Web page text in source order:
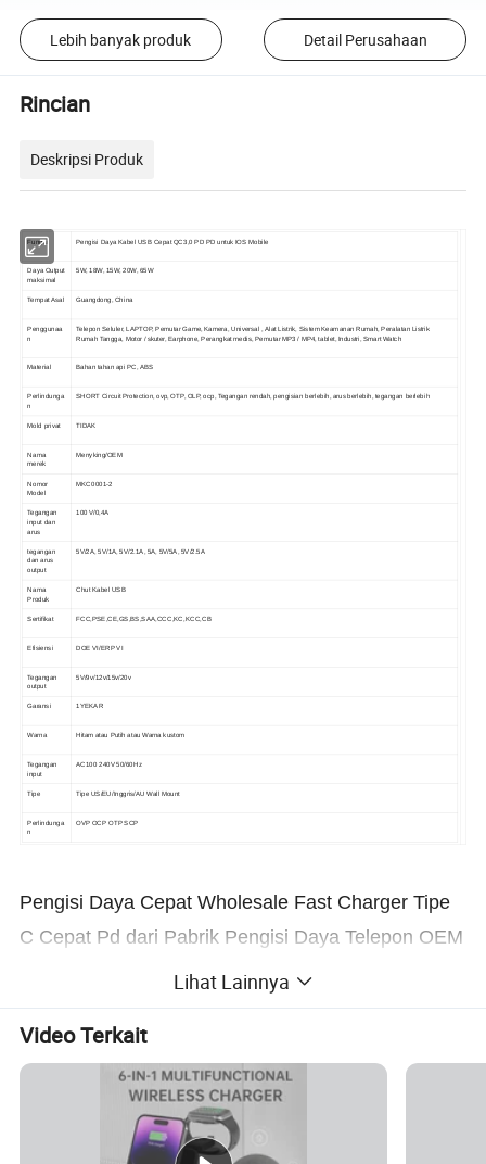
Lebih banyak produk Detail Perusahaan
Rincian
Deskripsi Produk
Fungsi Pengisi Daya Kabel USB Cepat QC3,0 PD PD untuk IOS Mobile
Daya Output
maksimal
5W, 18W, 15W, 20W, 65W
Tempat Asal Guangdong, China
Penggunaa
n
Telepon Seluler, LAPTOP, Pemutar Game, Kamera, Universal , Alat Listrik, Sistem Keamanan Rumah, Peralatan Listrik
Rumah Tangga, Motor / skuter, Earphone, Perangkat medis, Pemutar MP3 / MP4, tablet, Industri, Smart Watch
Material Bahan tahan api PC, ABS
Perlindunga
n
SHORT Circuit Protection, ovp, OTP, OLP, ocp, Tegangan rendah, pengisian berlebih, arus berlebih, tegangan berlebih
Mold privat TIDAK
Nama
merek
Merryking/OEM
Nomor
Model
MKC0001-2
Tegangan
input dan
arus
100 V/0,4A
tegangan
dan arus
output
5V/2A, 5V/1A, 5V/2.1A, 5A, 5V/5A, 5V/2.5A
Nama
Produk
Chut Kabel USB
Sertifikat FCC,PSE,CE,GS,BS,SAA,CCC,KC,KCC,CB
Efisiensi DOE VI/ERP VI
Tegangan
output
5V/9v/12v/15v/20v
Garansi 1YEKAR
Warna Hitam atau Putih atau Warna kustom
Tegangan
input
AC100 240V 50/60Hz
Tipe Tipe US/EU/Inggris/AU Wall Mount
Perlindunga
n
OVP OCP OTP SCP
Pengisi Daya Cepat Wholesale Fast Charger Tipe
C Cepat Pd dari Pabrik Pengisi Daya Telepon OEM
Tipe C Cargador Celulares ponsel Cepat USB Wall
Charger Cargador
Lihat Lainnya
Video Terkait